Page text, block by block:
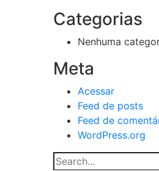
Categorias
Nenhuma
Meta
Acessar
Feed de posts
Feed de
WordPress.org